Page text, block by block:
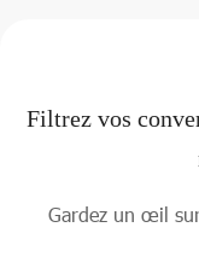
Filtrez vos
Gardez un œil